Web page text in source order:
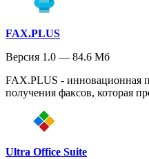
FAX.PLUS
Версия 1.0 — 84.6 Мб
FAX.PLUS - инновационная
получения факсов, которая
Ultra Office Suite